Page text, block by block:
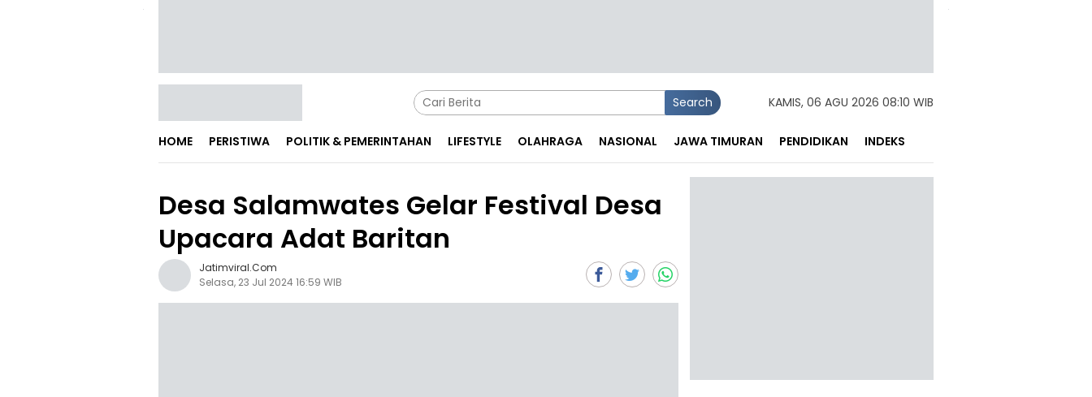
Search KAMIS, 06 AGU 2026 08:10 WIB
HOME PERISTIWA POLITIK & PEMERINTAHAN LIFESTYLE OLAHRAGA NASIONAL JAWA TIMURAN PENDIDIKAN INDEKS
Desa Salamwates Gelar Festival Desa
Upacara Adat Baritan
Jatimviral.com
Selasa, 23 Jul 2024 16:59 WIB